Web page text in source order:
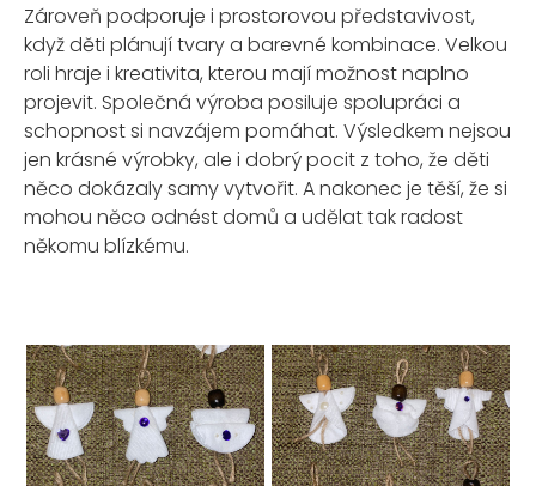
Zároveň podporuje i prostorovou představivost,
když děti plánují tvary a barevné kombinace. Velkou
roli hraje i kreativita, kterou mají možnost naplno
projevit. Společná výroba posiluje spolupráci a
schopnost si navzájem pomáhat. Výsledkem nejsou
jen krásné výrobky, ale i dobrý pocit z toho, že děti
něco dokázaly samy vytvořit. A nakonec je těší, že si
mohou něco odnést domů a udělat tak radost
někomu blízkému.